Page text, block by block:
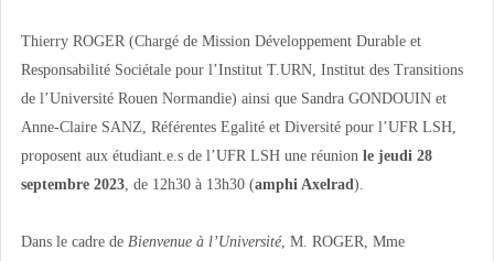
Thierry ROGER (Chargé de Mission Développement Durable et
Responsabilité Sociétale pour l’Institut T.URN, Institut des Transitions
de l’Université Rouen Normandie) ainsi que Sandra GONDOUIN et
Anne-Claire SANZ, Référentes Egalité et Diversité pour l’UFR LSH,
proposent aux étudiant.e.s de l’UFR LSH une réunion le jeudi 28
septembre 2023, de 12h30 à 13h30 (amphi Axelrad ).
Dans le cadre de Bienvenue à l’Université, M. ROGER, Mme